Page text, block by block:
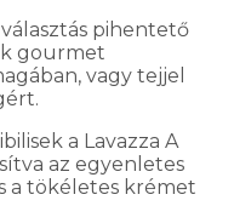
pihentető
gourmet
vagy tejjel
a Lavazza A
az egyenletes
a tökéletes krémet